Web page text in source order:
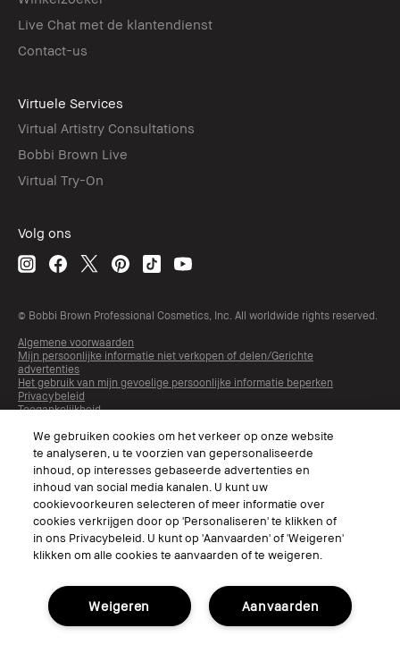
Live Chat met de klantendienst
Contact-us
Virtuele Services
Virtual Artistry Consultations
Bobbi Brown Live
Virtual Try-On
Volg ons
© Bobbi Brown Professional Cosmetics, Inc. All worldwide rights reserved.
Algemene voorwaarden
Mijn persoonlijke informatie niet verkopen of delen/Gerichte
advertenties
Het gebruik van mijn gevoelige persoonlijke informatie beperken
Privacybeleid
Toegankelijkheid
We gebruiken cookies om het verkeer op onze website
te analyseren, u te voorzien van gepersonaliseerde
inhoud, op interesses gebaseerde advertenties en
inhoud van social media kanalen. U kunt uw
cookievoorkeuren selecteren of meer informatie over
cookies verkrijgen door op 'Personaliseren' te klikken of
in ons Privacybeleid. U kunt op 'Aanvaarden' of 'Weigeren'
klikken om alle cookies te aanvaarden of te weigeren.
Aanvaarden
Weigeren